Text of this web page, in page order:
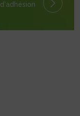
d'adhésion